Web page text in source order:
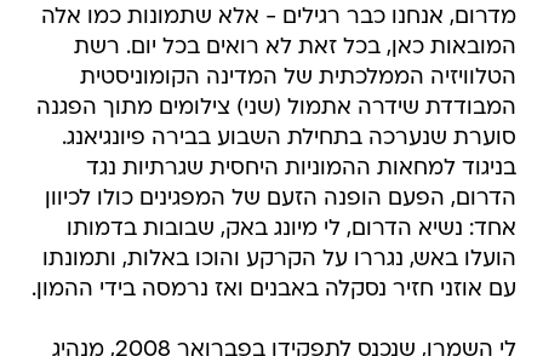
מדרום, אנחנו כבר רגילים - אלא שתמונות כמו אלה
המובאות כאן, בכל זאת לא רואים בכל יום. רשת
הטלוויזיה הממלכתית של המדינה הקומוניסטית
המבודדת שידרה אתמול (שני) צילומים מתוך הפגנה
סוערת שנערכה בתחילת השבוע בבירה פיונגיאנג.
בניגוד למחאות ההמוניות היחסית שגרתיות נגד
הדרום, הפעם הופנה הזעם של המפגינים כולו לכיוון
אחד: נשיא הדרום, לי מיונג באק, שבובות בדמותו
הועלו באש, נגררו על הקרקע והוכו באלות, ותמונתו
עם אוזני חזיר נסקלה באבנים ואז נרמסה בידי ההמון.
לי השמרן, שנכנס לתפקידו בפברואר 2008, מנהיג